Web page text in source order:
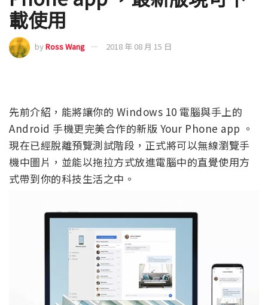
載使用
byRoss Wang 2018 年 08 月 15 日
先前介紹，能將讓你的 Windows 10 電腦與手上的
Android 手機更完美合作的新版 Your Phone app 。
現在已經脫離預覽測試階段，正式將可以無線瀏覽手
機中圖片，並能以拖拉方式放進電腦中的直覺使用方
式帶到你的科技生活之中。